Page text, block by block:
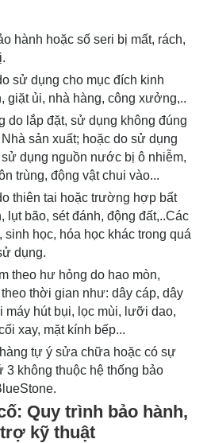
hành hoặc số seri bị mất, rách,
sử dụng cho mục đích kinh
giặt ủi, nhà hàng, công xưởng,..
do lắp đặt, sử dụng không đúng
sản xuất; hoặc do sử dụng
dụng nguồn nước bị ô nhiễm,
trùng, động vật chui vào...
thiên tai hoặc trường hợp bất
lụt bão, sét đánh, động đất,..Các
học, hóa học khác trong quá
dụng.
theo hư hỏng do hao mòn,
thời gian như: dây cáp, dây
máy hút bụi, lọc mùi, lưỡi dao,
xay, mặt kính bếp...
tự ý sửa chữa hoặc có sự
3 không thuộc hệ thống bảo
Quy trình bảo hành,
kỹ thuật